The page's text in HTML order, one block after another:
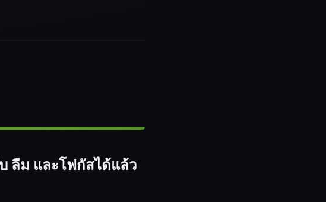
ลืม และโฟกัสได้แล้ว